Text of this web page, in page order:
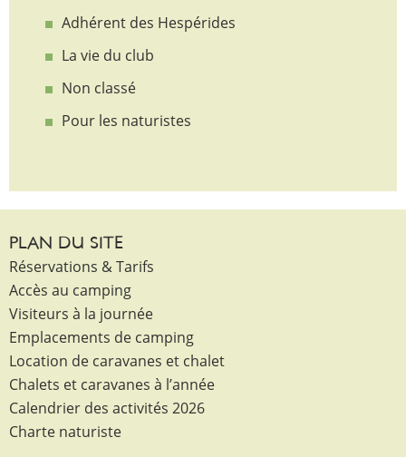
Adhérent des Hespérides
La vie du club
Non classé
Pour les naturistes
PLAN DU SITE
Réservations & Tarifs
Accès au camping
Visiteurs à la journée
Emplacements de camping
Location de caravanes et chalet
Chalets et caravanes à l’année
Calendrier des activités 2026
Charte naturiste